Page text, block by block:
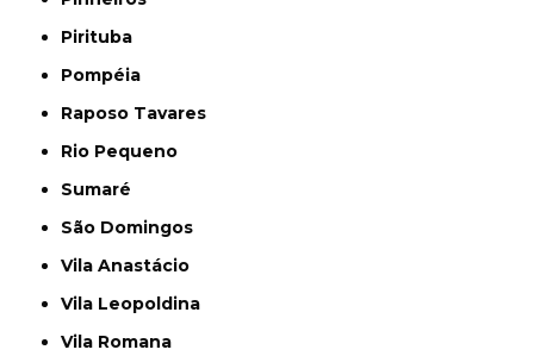
Pirituba
Pompéia
Raposo Tavares
Rio Pequeno
Sumaré
São Domingos
Vila Anastácio
Vila Leopoldina
Vila Romana